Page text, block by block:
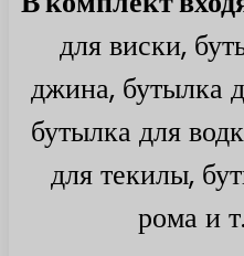
для виски,
джина, бутылка
бутылка для
для текилы,
рома и